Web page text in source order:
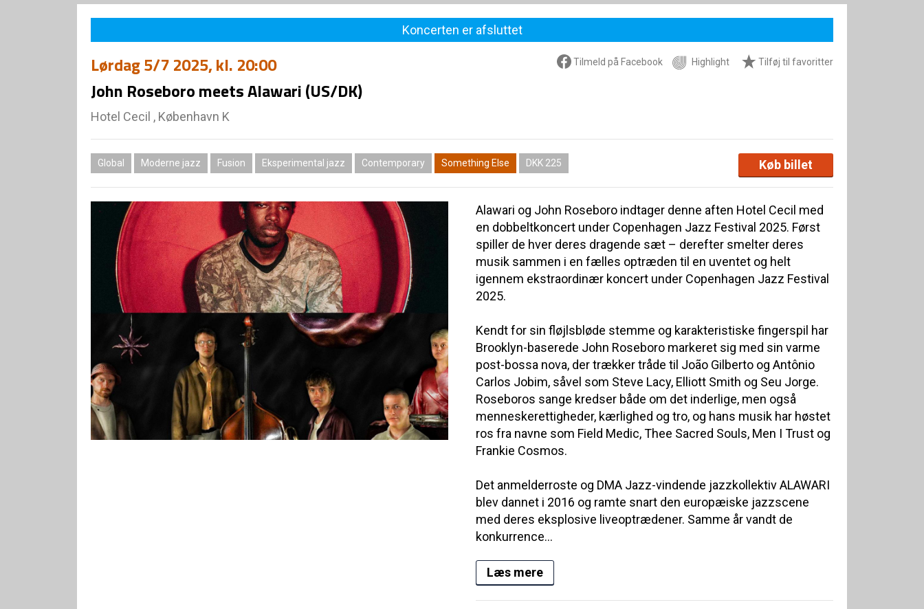
Koncerten er afsluttet
Tilmeld på Facebook Highlight Tilføj til favoritter
Lørdag5/7 2025, kl. 20:00
John Roseboro meets Alawari (US/DK)
Hotel Cecil , København K
Global Moderne jazz Fusion Eksperimental jazz Contemporary Something Else DKK 225 Køb billet
Alawari og John Roseboro indtager denne aften Hotel Cecil med
en dobbeltkoncert under Copenhagen Jazz Festival 2025. Først
spiller de hver deres dragende sæt – derefter smelter deres
musik sammen i en fælles optræden til en uventet og helt
igennem ekstraordinær koncert under Copenhagen Jazz Festival
2025.
Kendt for sin fløjlsbløde stemme og karakteristiske fingerspil har
Brooklyn-baserede John Roseboro markeret sig med sin varme
post-bossa nova, der trækker tråde til João Gilberto og Antônio
Carlos Jobim, såvel som Steve Lacy, Elliott Smith og Seu Jorge.
Roseboros sange kredser både om det inderlige, men også
menneskerettigheder, kærlighed og tro, og hans musik har høstet
ros fra navne som Field Medic, Thee Sacred Souls, Men I Trust og
Frankie Cosmos.
Det anmelderroste og DMA Jazz-vindende jazzkollektiv ALAWARI
blev dannet i 2016 og ramte snart den europæiske jazzscene
med deres eksplosive liveoptrædener. Samme år vandt de
konkurrence...
Læs mere